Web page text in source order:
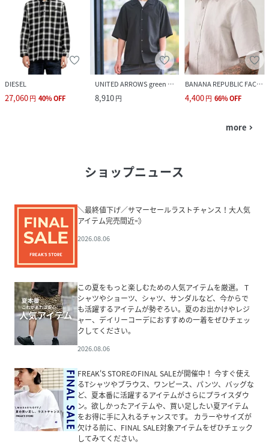
DIESEL
27,060円 40%OFF
UNITED ARROWS green label relaxing
8,910円
BANANA REPUBLIC FACTORY STORE
4,400円 66%OFF
more navigate_next
ショップニュース
＼最終値下げ／サマーセールラストチャンス！大人気
アイテム完売間近💨
2026.08.06
この夏をもっと楽しむための人気アイテムを厳選。 T
シャツやショーツ、シャツ、サンダルなど、今からで
も活躍するアイテムが勢ぞろい。夏のお出かけやレジ
ャー、デイリーコーデにおすすめの一着をぜひチェッ
クしてください。
2026.08.06
FREAK'S STOREのFINAL SALEが開催中！ 今すぐ使え
るTシャツやブラウス、ワンピース、パンツ、バッグな
ど、夏本番に活躍するアイテムがさらにプライスダウ
ン。欲しかったアイテムや、買い足したい夏アイテム
をお得に手に入れるチャンスです。 カラーやサイズが
欠ける前に、FINAL SALE対象アイテムをぜひチェック
してみてください。